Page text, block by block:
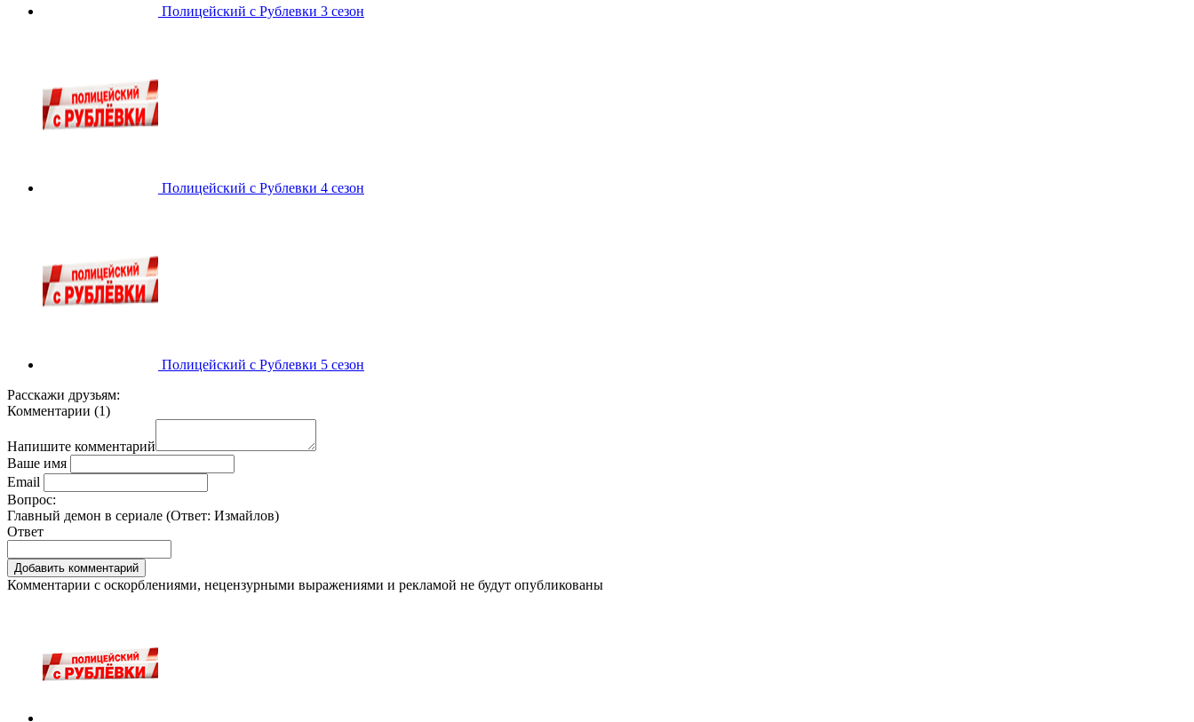
Полицейский с Рублевки 3 сезон
Полицейский с Рублевки 4 сезон
Полицейский с Рублевки 5 сезон
Расскажи друзьям:
Комментарии (1)
Напишите комментарий
Ваше имя
Email
Вопрос:
Главный демон в сериале (Ответ: Измайлов)
Ответ
Комментарии с оскорблениями, нецензурными выражениями и рекламой не будут опубликованы